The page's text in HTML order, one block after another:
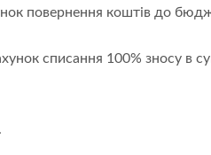
повернення коштів до
списання 100% зносу в